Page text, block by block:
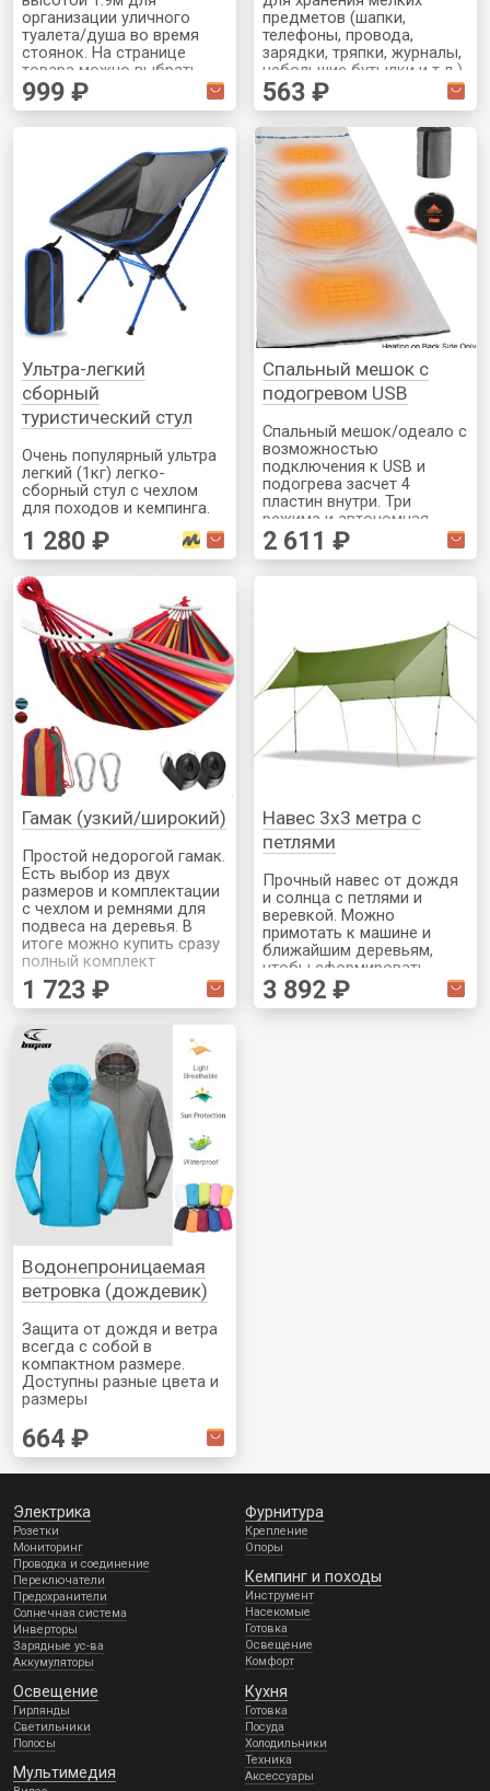
организации уличного
туалета/душа во время
стоянок. На странице
товара можно выбрать
разные цвета и есть
доставка из России
999 ₽
предметов (шапки,
телефоны, провода,
зарядки, тряпки, журналы,
небольшие бутылки и т.д.).
На выбор 1-4 штуки в
заказе.
563 ₽
Ультра-легкий
сборный
туристический стул
Очень популярный ультра
легкий (1кг) легко-
сборный стул с чехлом
для походов и кемпинга.
выбор на странице
товара. Доставка РФ
1 280 ₽
Спальный мешок с
подогревом USB
Спальный мешок/одеало с
возможностью
подключения к USB и
подогрева засчет 4
пластин внутри. Три
режима и автономная
работа от powerbanka 4-10
часов (в комплект не
2 611 ₽
Гамак (узкий/широкий)
Простой недорогой гамак.
Есть выбор из двух
размеров и комплектации
с чехлом и ремнями для
подвеса на деревья. В
итоге можно купить сразу
полный комплект
1 723 ₽
Навес 3х3 метра с
петлями
Прочный навес от дождя
и солнца с петлями и
веревкой. Можно
примотать к машине и
ближайшим деревьям,
чтобы сформировать
временное укрытие
3 892 ₽
Водонепроницаемая
ветровка (дождевик)
Защита от дождя и ветра
всегда с собой в
компактном размере.
Доступны разные цвета и
размеры
664 ₽
Электрика
Розетки
Мониторинг
Проводка и соединение
Переключатели
Предохранители
Солнечная система
Инверторы
Зарядные ус-ва
Аккумуляторы
Фурнитура
Крепление
Опоры
Кемпинг и походы
Инструмент
Насекомые
Готовка
Освещение
Комфорт
Освещение
Гирлянды
Светильники
Полосы
Мультимедия
Кухня
Готовка
Посуда
Холодильники
Техника
Аксессуары